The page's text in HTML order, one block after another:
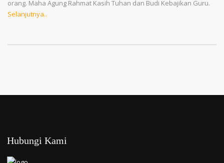
orang. Maha Agung Rahmat Kasih Tuhan dan Budi Kebajikan Guru.
Selanjutnya..
Hubungi Kami